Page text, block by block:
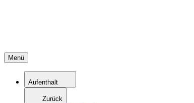
Menü
Aufenthalt
Zurück